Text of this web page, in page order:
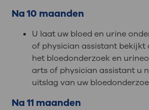
Na 10 maanden
U laat uw bloed en urine
of physician assistant bekijkt
het bloedonderzoek en
arts of physician assistant u
uitslag van uw
Na 11 maanden